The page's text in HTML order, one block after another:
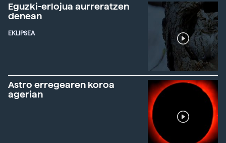
Eguzki-erlojua aurreratzen
denean
EKLIPSEA
Astro erregearen koroa
agerian